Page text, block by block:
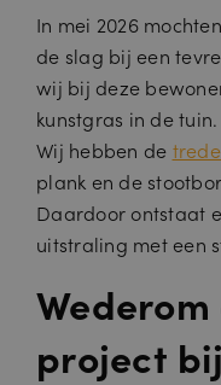
In mei 2026
de slag bij een
wij bij deze
kunstgras in de
Wij hebben de
plank en de
Daardoor ontstaat
uitstraling met een
project